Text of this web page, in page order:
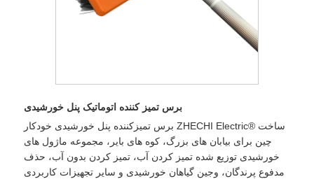
برس تمیز کننده اتوماتیک پنل خورشیدی
برس تمیزکننده پنل خورشیدی خودکار ZHECHI Electric® ساخت
چین برای بیابان های بزرگ، کوه های بایر، مجموعه ماژول های
خورشیدی توزیع شده تمیز کردن آب، تمیز کردن بدون آب، حذف
مدفوع پرندگان، وجین گیاهان خورشیدی و سایر تجهیزات کاربردی